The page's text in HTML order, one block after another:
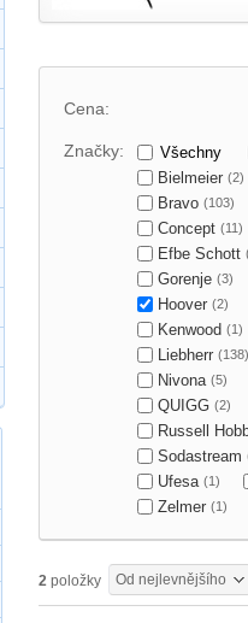
Cena:
Značky: Všechny
Bielmeier (2)
Bravo (103)
Concept (11)
Efbe Schott
Gorenje (3)
Hoover (2)
Kenwood (1)
Liebherr (138)
Nivona (5)
QUIGG (2)
Russell
Sodastream
Ufesa (1)
Zelmer (1)
2 položky Od nejlevnějšího